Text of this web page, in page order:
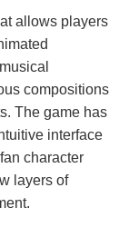
allows players
compositions
The game has
interface
character
layers of